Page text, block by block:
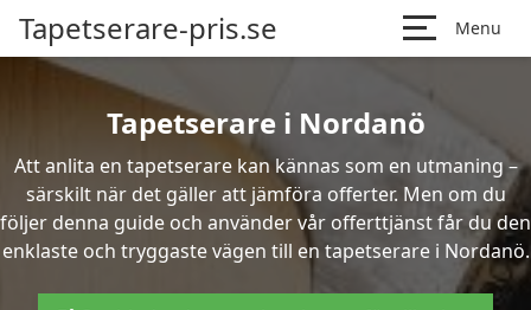
Tapetserare-pris.se Menu
Tapetserare i Nordanö
Att anlita en tapetserare kan kännas som en utmaning –
särskilt när det gäller att jämföra offerter. Men om du
följer denna guide och använder vår offerttjänst får du den
enklaste och tryggaste vägen till en tapetserare i Nordanö.